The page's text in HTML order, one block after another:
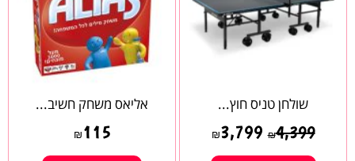
שולחן טניס חוץ...
₪4,399
₪3,799
אליאס משחק חשיב...
₪ 115